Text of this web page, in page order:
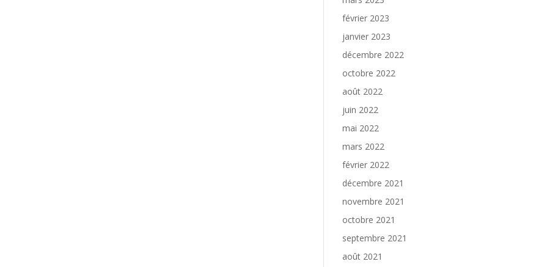
février 2023
janvier 2023
décembre 2022
octobre 2022
août 2022
juin 2022
mai 2022
mars 2022
février 2022
décembre 2021
novembre 2021
octobre 2021
septembre 2021
août 2021